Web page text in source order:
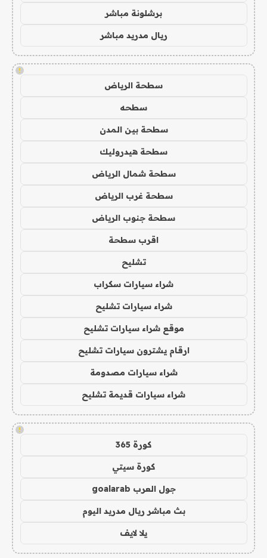
برشلونة مباشر
ريال مدريد مباشر
!
سطحة الرياض
سطحه
سطحة بين المدن
سطحة هيدروليك
سطحة شمال الرياض
سطحة غرب الرياض
سطحة جنوب الرياض
اقرب سطحة
تشليح
شراء سيارات سكراب
شراء سيارات تشليح
موقع شراء سيارات تشليح
ارقام يشترون سيارات تشليح
شراء سيارات مصدومة
شراء سيارات قديمة تشليح
!
كورة 365
كورة سيتي
جول العرب goalarab
بث مباشر ريال مدريد اليوم
يلا لايف